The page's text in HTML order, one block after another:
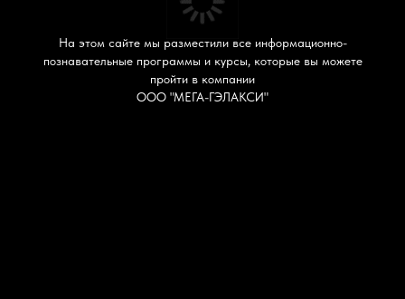
На этом сайте мы разместили все информационно-
познавательные программы и курсы, которые вы можете
пройти в компании
ООО "МЕГА-ГЭЛАКСИ"